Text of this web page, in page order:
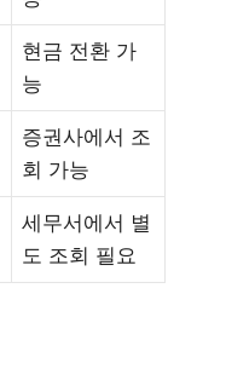
현금 전환 가
능
증권사에서 조
회 가능
세무서에서 별
도 조회 필요